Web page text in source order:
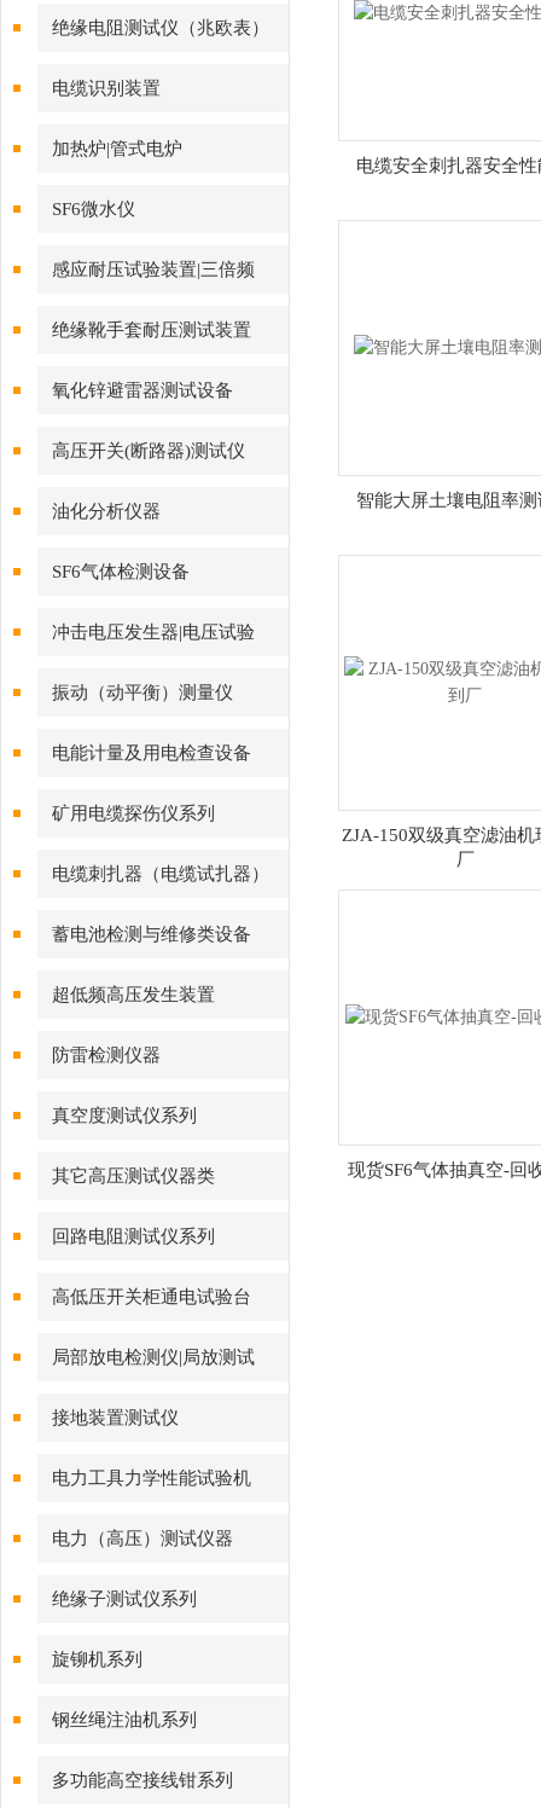
绝缘电阻测试仪（兆欧表）
电缆识别装置
加热炉|管式电炉
SF6微水仪
感应耐压试验装置|三倍频
绝缘靴手套耐压测试装置
氧化锌避雷器测试设备
高压开关(断路器)测试仪
油化分析仪器
SF6气体检测设备
冲击电压发生器|电压试验
振动（动平衡）测量仪
电能计量及用电检查设备
矿用电缆探伤仪系列
电缆刺扎器（电缆试扎器）
蓄电池检测与维修类设备
超低频高压发生装置
防雷检测仪器
真空度测试仪系列
其它高压测试仪器类
回路电阻测试仪系列
高低压开关柜通电试验台
局部放电检测仪|局放测试
接地装置测试仪
电力工具力学性能试验机
电力（高压）测试仪器
绝缘子测试仪系列
旋铆机系列
钢丝绳注油机系列
多功能高空接线钳系列
电缆安全刺扎器安全
智能大屏土壤电阻率
ZJA-150双级真空滤油机
厂
现货SF6气体抽真空-回